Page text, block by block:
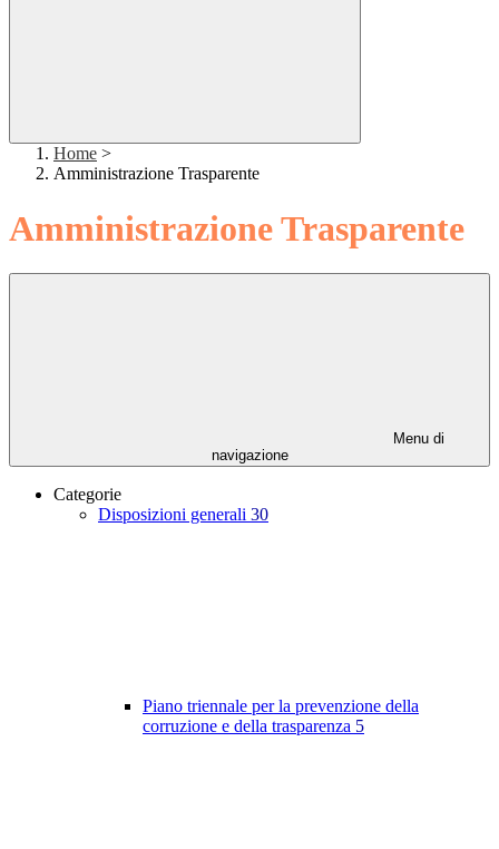
Home >
Amministrazione Trasparente
Amministrazione Trasparente
Menu di
navigazione
Categorie
Disposizioni generali 30
Piano triennale per la prevenzione della
corruzione e della trasparenza 5